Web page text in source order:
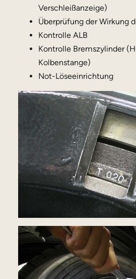
Verschleißanzeige)
Überprüfung der Wirkung
Kontrolle ALB
Kontrolle Bremszylinder
Kolbenstange)
Not-Löseeinrichtung